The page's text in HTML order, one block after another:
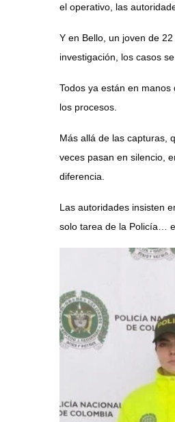
el operativo, las
Y en Bello, un joven de
investigación, los casos
Todos ya están en
los procesos.
Más allá de las capturas,
veces pasan en silencio,
diferencia.
Las autoridades insisten
solo tarea de la Policía…